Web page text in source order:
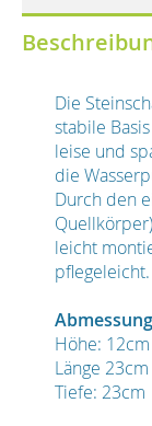
Die
stabile
leise und
die
Durch den
leicht
pflegeleicht.
Höhe: 12cm
Länge 23cm
Tiefe: 23cm